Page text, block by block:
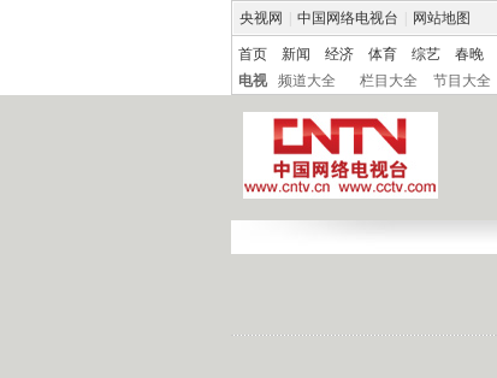
央视网 中国网络电视台 网站地图
首页 新闻 经济 体育 综艺 春晚
电视
频道大全 栏目大全 节目大全